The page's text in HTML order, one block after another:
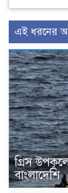
এই ধরনের
গ্রিস
বাংলাদেশি